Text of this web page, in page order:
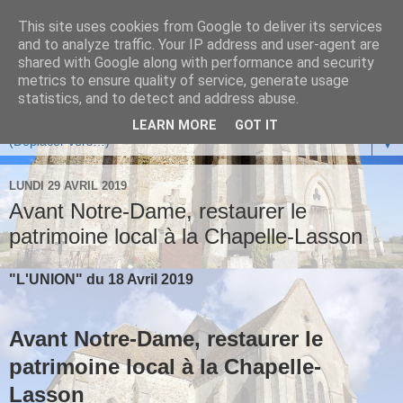
▼
LUNDI 29 AVRIL 2019
Avant Notre-Dame, restaurer le
patrimoine local à la Chapelle-Lasson
"L'UNION" du 18 Avril 2019
Avant Notre-Dame, restaurer le
patrimoine local à la Chapelle-
Lasson
This site uses cookies from Google to deliver its services
and to analyze traffic. Your IP address and user-agent are
shared with Google along with performance and security
metrics to ensure quality of service, generate usage
statistics, and to detect and address abuse.
LEARN MORE GOT IT